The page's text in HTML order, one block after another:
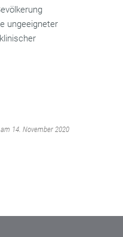
ungeeigneter
14. November 2020